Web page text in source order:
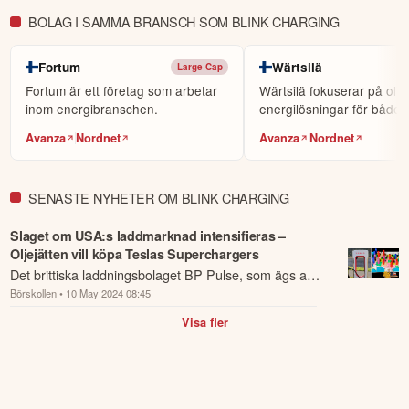
dina investeringar kan gå upp eller ner. Du riskerar ditt kapital.
BOLAG I SAMMA BRANSCH SOM BLINK CHARGING
Fortum Large Cap
Fortum är ett företag som arbetar
inom energibranschen.
Avanza Nordnet
Wärtsilä
Wärtsilä fokuserar på
energilösningar för både
Avanza Nordnet
SENASTE NYHETER OM BLINK CHARGING
Slaget om USA:s laddmarknad intensifieras –
Oljejätten vill köpa Teslas Superchargers
Det brittiska laddningsbolaget BP Pulse, som ägs av
oljejätten BP, har aviserat att bolaget är intresserat av
att förvärva Teslas Supercharg...
Börskollen • 10 May 2024 08:45
Visa fler